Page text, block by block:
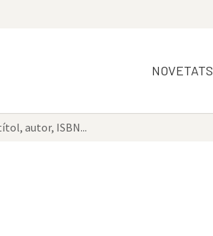
NOVETATS